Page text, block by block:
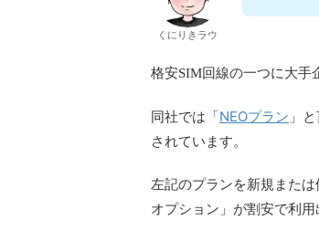
くにりきラウ
格安SIM回線の一つに大手
同社では「 NEOプラン 」
されています。
左記のプランを新規また
オプション」が割安で利